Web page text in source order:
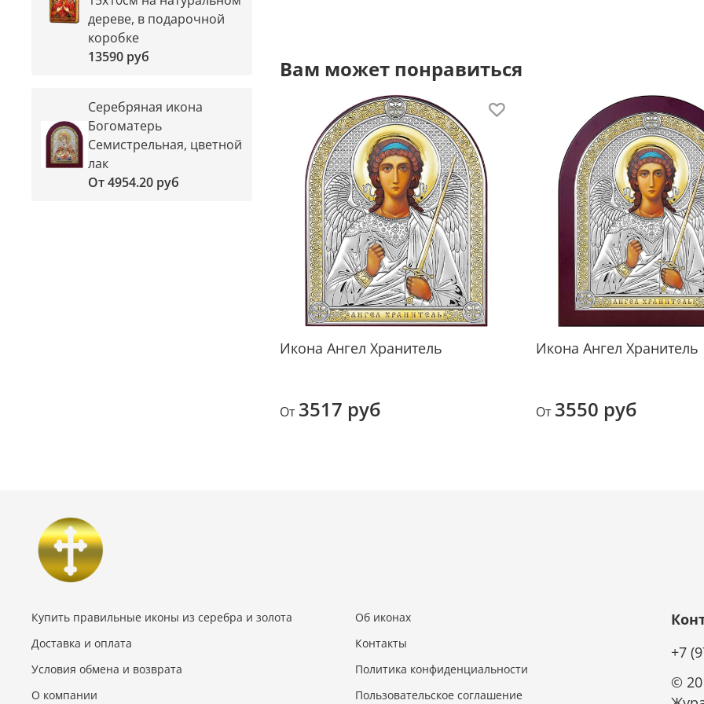
Не
Вам может понравиться
Икона Ангел Хранитель
От 3517 руб
Икона Ангел Хранитель
От 3550 руб
дереве, в подарочной
коробке
13590 руб
Серебряная икона
Богоматерь
Семистрельная, цветной
лак
От4954.20 руб
Купить правильные иконы из серебра и золота
Доставка и оплата
Условия обмена и возврата
О компании
Об иконах
Контакты
Политика конфиденциальности
Пользовательское соглашение
+7
©